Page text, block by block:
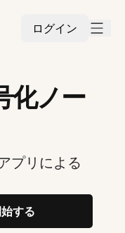
ログイン
化ノー
プリによる
する